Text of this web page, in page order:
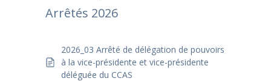
Arrêtés 2026
2026_03 Arrêté de délégation de pouvoirs
à la vice-présidente et vice-présidente
déléguée du CCAS